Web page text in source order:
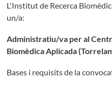
L'Institut de Recerca
un/a:
Administratiu/va per al
Biomèdica Aplicada
Bases i requisits de la